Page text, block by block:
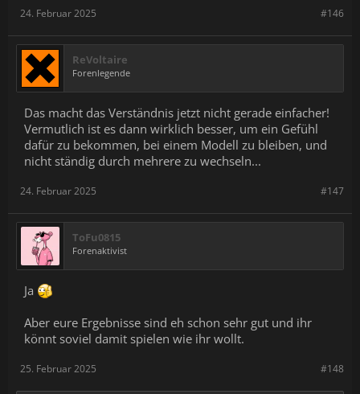
#146
24. Februar 2025
ReVoltaire
Forenlegende
Das macht das Verständnis jetzt nicht gerade einfacher!
Vermutlich ist es dann wirklich besser, um ein Gefühl
dafür zu bekommen, bei einem Modell zu bleiben, und
nicht ständig durch mehrere zu wechseln...
#147
24. Februar 2025
ToFu0815
Forenaktivist
Ja
Aber eure Ergebnisse sind eh schon sehr gut und ihr
könnt soviel damit spielen wie ihr wollt.
#148
25. Februar 2025